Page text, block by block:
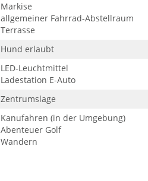
Markise
allgemeiner Fahrrad-Abstellraum
Terrasse
Hund erlaubt
LED-Leuchtmittel
Ladestation E-Auto
Zentrumslage
Kanufahren (in der Umgebung)
Abenteuer Golf
Wandern